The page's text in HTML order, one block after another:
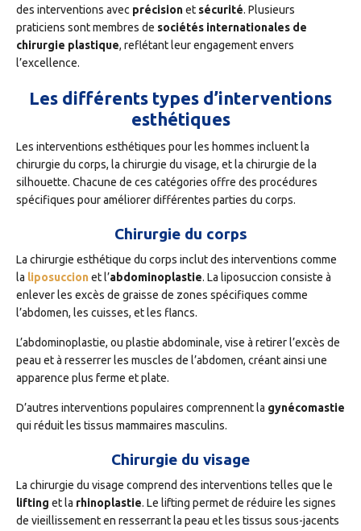
des interventions avec précisionet sécurité. Plusieurs
praticiens sont membres de sociétés internationales de
chirurgie plastique, reflétant leur engagement envers
l’excellence.
Les différents types d’interventions
esthétiques
Les interventions esthétiques pour les hommes incluent la
chirurgie du corps, la chirurgie du visage, et la chirurgie de la
silhouette. Chacune de ces catégories offre des procédures
spécifiques pour améliorer différentes parties du corps.
Chirurgie du corps
La chirurgie esthétique du corps inclut des interventions comme
la liposuccion et l’abdominoplastie. La liposuccion consiste à
enlever les excès de graisse de zones spécifiques comme
l’abdomen, les cuisses, et les flancs.
L’abdominoplastie, ou plastie abdominale, vise à retirer l’excès de
peau et à resserrer les muscles de l’abdomen, créant ainsi une
apparence plus ferme et plate.
D’autres interventions populaires comprennent la gynécomastie
qui réduit les tissus mammaires masculins.
Chirurgie du visage
La chirurgie du visage comprend des interventions telles que le
lifting et la rhinoplastie. Le lifting permet de réduire les signes
de vieillissement en resserrant la peau et les tissus sous-jacents